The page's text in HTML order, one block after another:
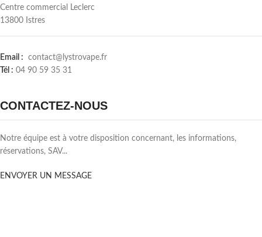
Centre commercial Leclerc
13800 Istres
Email : contact@lystrovape.fr
Tél : 04 90 59 35 31
CONTACTEZ-NOUS
Notre équipe est à votre disposition concernant, les informations,
réservations, SAV...
ENVOYER UN MESSAGE